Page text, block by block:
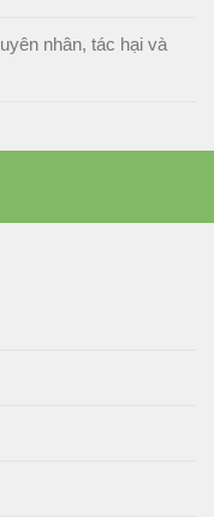
nhân, tác hại và